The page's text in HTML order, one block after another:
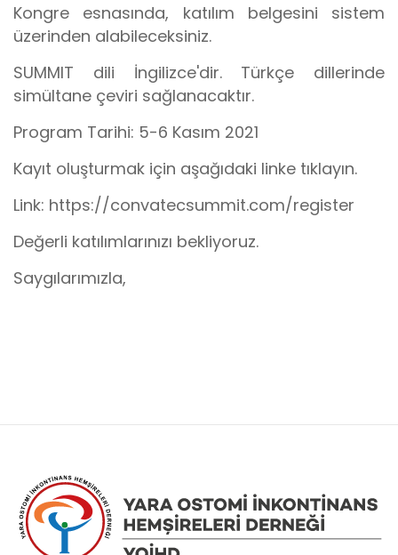
Kongre esnasında, katılım belgesini sistem
üzerinden alabileceksiniz.
SUMMIT dili İngilizce'dir. Türkçe dillerinde
simültane çeviri sağlanacaktır.
Program Tarihi: 5-6 Kasım 2021
Kayıt oluşturmak için aşağıdaki linke tıklayın.
Link: https://convatecsummit.com/register
Değerli katılımlarınızı bekliyoruz.
Saygılarımızla,